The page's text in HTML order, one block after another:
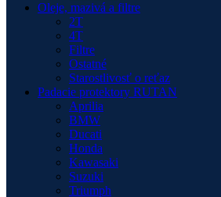
Oleje, mazivá a filtre
2T
4T
Filtre
Ostatné
Starostlivosť o reťaz
Padacie protektory RUTAN
Aprilia
BMW
Ducati
Honda
Kawasaki
Suzuki
Triumph